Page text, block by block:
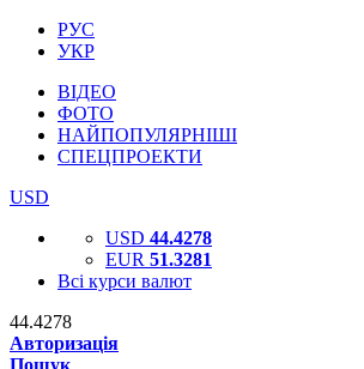
РУС
УКР
ВІДЕО
ФОТО
НАЙПОПУЛЯРНІШІ
СПЕЦПРОЕКТИ
USD
USD 44.4278
EUR 51.3281
Всі курси валют
44.4278
Авторизація
Пошук